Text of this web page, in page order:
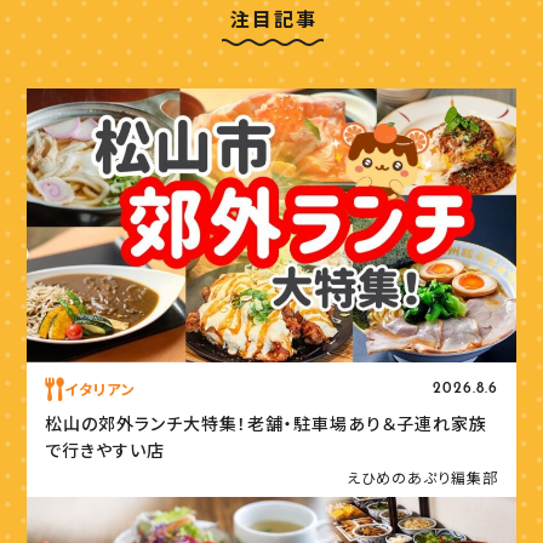
注目記事
イタリアン 2026.8.6
松山の郊外ランチ大特集！老舗・駐車場あり＆子連れ家族
で行きやすい店
えひめのあぷり編集部